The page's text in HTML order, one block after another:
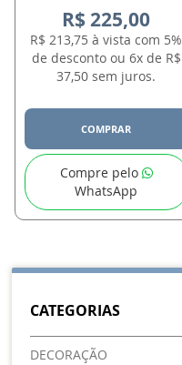
R$ 225,00
R$ 213,75 à vista com 5%
de desconto ou 6x de R$
37,50 sem juros.
COMPRAR
Compre pelo
WhatsApp
CATEGORIAS
DECORAÇÃO